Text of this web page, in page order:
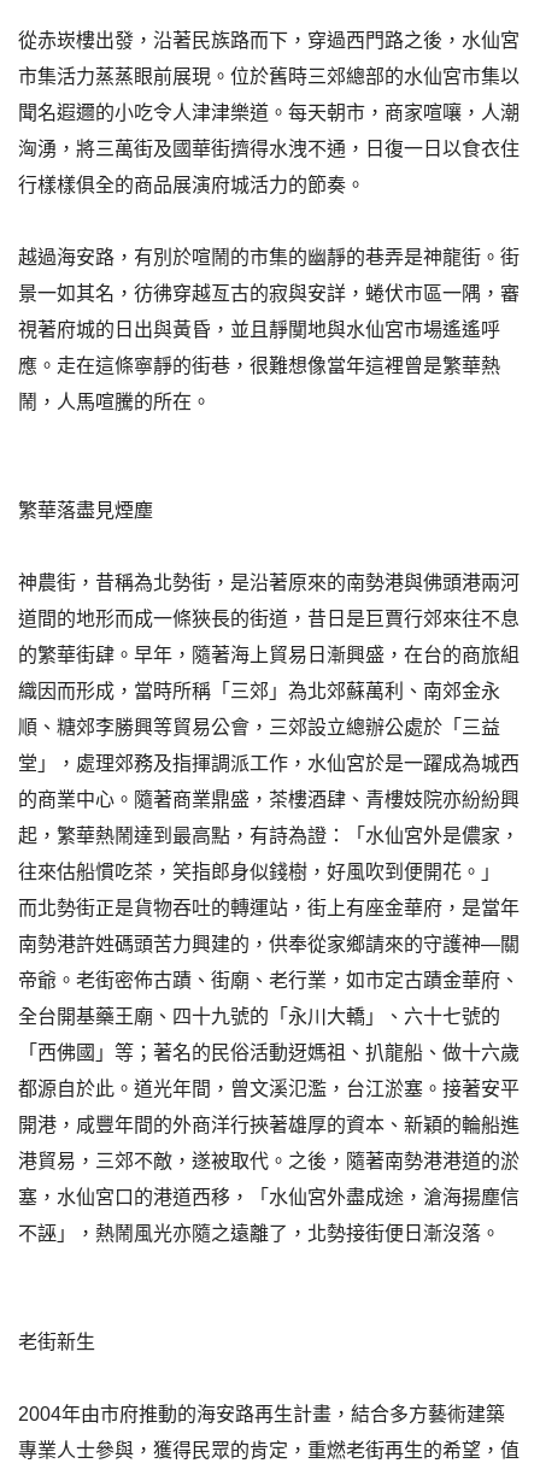
從赤崁樓出發，沿著民族路而下，穿過西門路之後，水仙宮
市集活力蒸蒸眼前展現。位於舊時三郊總部的水仙宮市集以
聞名遐邇的小吃令人津津樂道。每天朝市，商家喧嚷，人潮
洶湧，將三萬街及國華街擠得水洩不通，日復一日以食衣住
行樣樣俱全的商品展演府城活力的節奏。
越過海安路，有別於喧鬧的市集的幽靜的巷弄是神龍街。街
景一如其名，彷彿穿越亙古的寂與安詳，蜷伏市區一隅，審
視著府城的日出與黃昏，並且靜闃地與水仙宮市場遙遙呼
應。走在這條寧靜的街巷，很難想像當年這裡曾是繁華熱
鬧，人馬喧騰的所在。
繁華落盡見煙塵
神農街，昔稱為北勢街，是沿著原來的南勢港與佛頭港兩河
道間的地形而成一條狹長的街道，昔日是巨賈行郊來往不息
的繁華街肆。早年，隨著海上貿易日漸興盛，在台的商旅組
織因而形成，當時所稱「三郊」為北郊蘇萬利、南郊金永
順、糖郊李勝興等貿易公會，三郊設立總辦公處於「三益
堂」，處理郊務及指揮調派工作，水仙宮於是一躍成為城西
的商業中心。隨著商業鼎盛，茶樓酒肆、青樓妓院亦紛紛興
起，繁華熱鬧達到最高點，有詩為證：「水仙宮外是儂家，
往來估船慣吃茶，笑指郎身似錢樹，好風吹到便開花。」
而北勢街正是貨物吞吐的轉運站，街上有座金華府，是當年
南勢港許姓碼頭苦力興建的，供奉從家鄉請來的守護神—關
帝爺。老街密佈古蹟、街廟、老行業，如市定古蹟金華府、
全台開基藥王廟、四十九號的「永川大轎」、六十七號的
「西佛國」等；著名的民俗活動迓媽祖、扒龍船、做十六歲
都源自於此。道光年間，曾文溪氾濫，台江淤塞。接著安平
開港，咸豐年間的外商洋行挾著雄厚的資本、新穎的輪船進
港貿易，三郊不敵，遂被取代。之後，隨著南勢港港道的淤
塞，水仙宮口的港道西移，「水仙宮外盡成途，滄海揚塵信
不誣」，熱鬧風光亦隨之遠離了，北勢接街便日漸沒落。
老街新生
2004年由市府推動的海安路再生計畫，結合多方藝術建築
專業人士參與，獲得民眾的肯定，重燃老街再生的希望，值